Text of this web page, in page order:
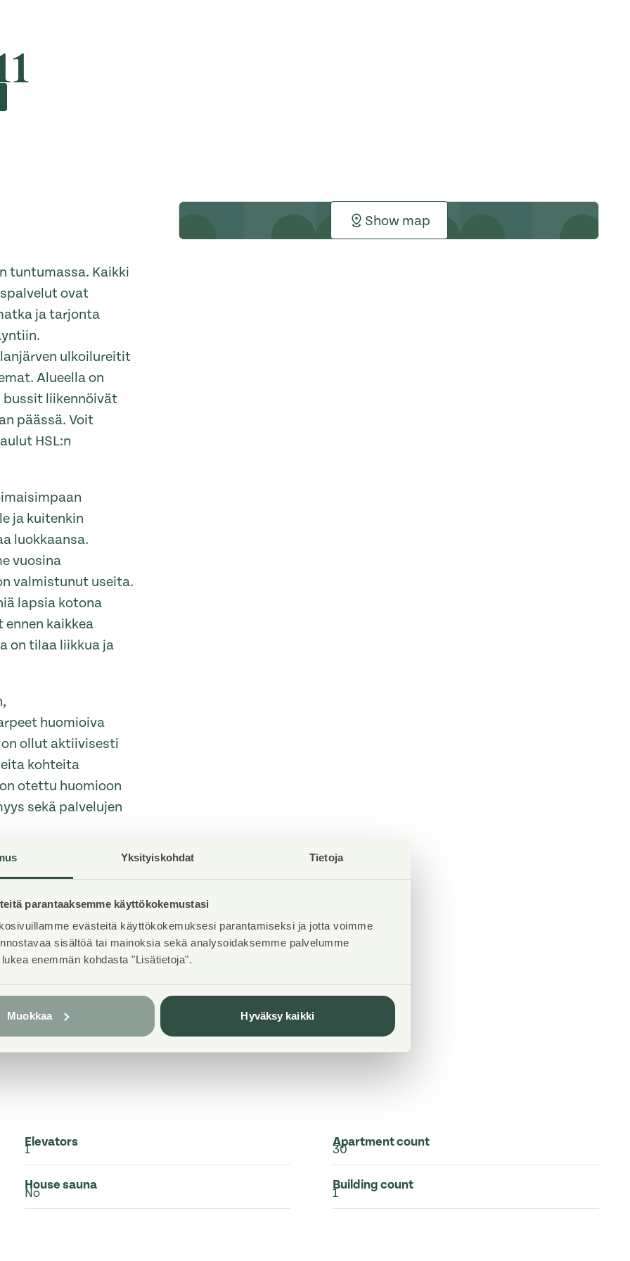
Yksityiskohdat Tietoja
parantaaksemme käyttökokemustasi
evästeitä käyttökokemuksesi parantamiseksi ja jotta voimme
sisältöä tai mainoksia sekä analysoidaksemme palvelumme
enemmän kohdasta "Lisätietoja".
Muokkaa Hyväksy kaikki
tuntumassa. Kaikki
ovat
ja tarjonta
ulkoilureitit
Alueella on
bussit liikennöivät
päässä. Voit
HSL:n
ja kuitenkin
luokkaansa.
vuosina
valmistunut useita.
lapsia kotona
kaikkea
on tilaa liikkua ja
huomioiva
ollut aktiivisesti
kohteita
otettu huomioon
sekä palvelujen
are for everyone.
We use the
real estate. Nearly
by Asuntosäätiö.
Show map
Elevators
1
House sauna
No
Apartment count
30
Building count
1